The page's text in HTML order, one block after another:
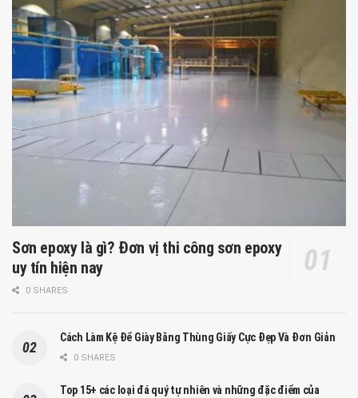
Sơn epoxy là gì? Đơn vị thi công sơn epoxy
uy tín hiện nay
0 SHARES
Cách Làm Kệ Để Giày Bằng Thùng Giấy Cực Đẹp Và Đơn Giản
0 SHARES
Top 15+ các loại đá quý tự nhiên và những đặc điểm của